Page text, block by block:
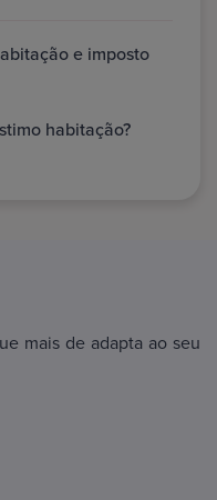
e imposto
habitação?
mais de adapta ao seu